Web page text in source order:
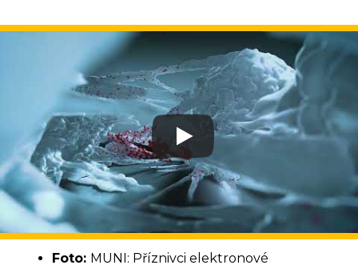
Foto: MUNI: Příznivci elektronové